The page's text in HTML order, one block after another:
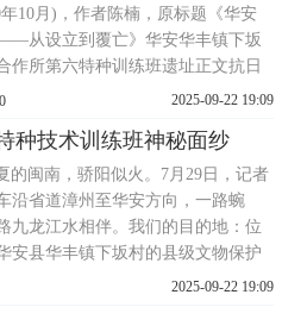
10月)，作者陈楠，原标题《华安
从设立到覆亡》华安华丰镇下坂
作所第六特种训练班遗址正文抗日
，国民党军事委员会调查统计局利
和基层特务骨干，以使搜取党政军
权力。1943年4，与美国海军部情报
2025-09-22 19:09
种技术训练班神秘面纱
的闽南，骄阳似火。7月29日，记者
沿省道漳州至华安方向，一路蜿
九龙江水相伴。我们的目的地：位
安县华丰镇下坂村的县级文物保护
中美合作所第六特种训练班遗址。
2025-09-22 19:09